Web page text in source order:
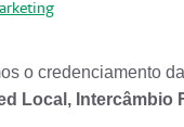
o credenciamento
Local, Intercâmbio